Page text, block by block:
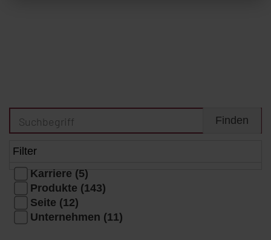
Filter
Karriere (5)
Produkte (143)
Seite (12)
Unternehmen (11)